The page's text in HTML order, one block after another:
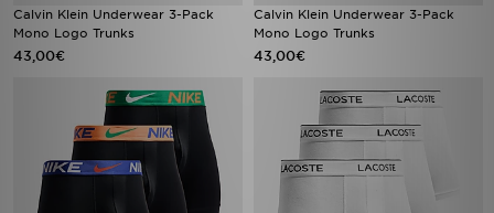
Calvin Klein Underwear 3-Pack
Mono Logo Trunks
43,00€
Calvin Klein Underwear 3-Pack
Mono Logo Trunks
43,00€